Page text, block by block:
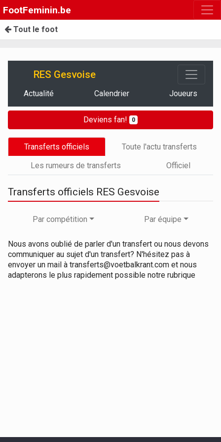
FootFeminin.be
Tout le foot
RES Gesvoise
Actualité Calendrier Joueurs
Deviens fan! 0
Transferts officiels
Toute l'actu transferts
Les rumeurs de transferts
Officiel
Transferts officiels RES Gesvoise
Par compétition Par équipe
Nous avons oublié de parler d'un transfert ou nous devons
communiquer au sujet d'un transfert? N'hésitez pas à
envoyer un mail à transferts@voetbalkrant.com et nous
adapterons le plus rapidement possible notre rubrique